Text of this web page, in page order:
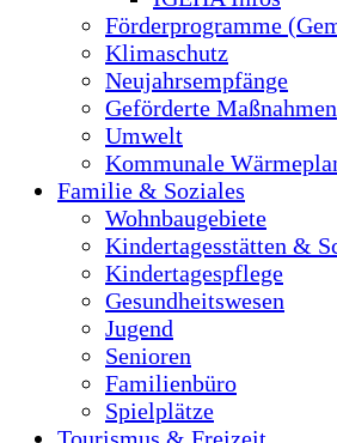
Förderprogramme
Klimaschutz
Neujahrsempfänge
Geförderte Maßnahmen
Umwelt
Kommunale
Familie & Soziales
Wohnbaugebiete
Kindertagesstätten &
Kindertagespflege
Gesundheitswesen
Jugend
Senioren
Familienbüro
Spielplätze